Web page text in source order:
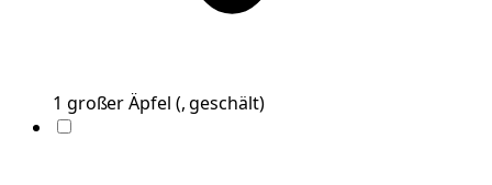
1 großerÄpfel (, geschält)